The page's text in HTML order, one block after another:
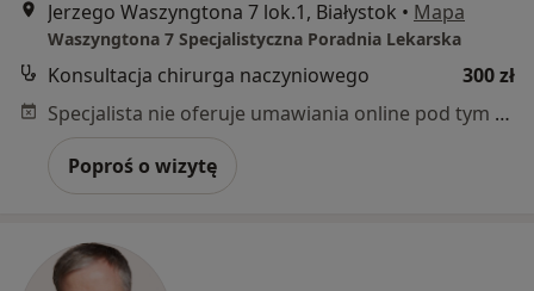
Jerzego Waszyngtona 7 lok.1, Białystok • Mapa
Waszyngtona 7 Specjalistyczna Poradnia Lekarska
Konsultacja chirurga naczyniowego
300 zł
Specjalista nie oferuje umawiania online pod tym adresem.
Poproś o wizytę